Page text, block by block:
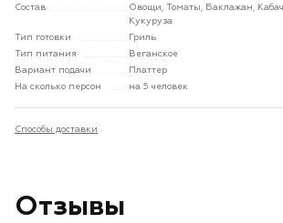
Состав
Овощи, Томаты, Баклажан,
Кукуруза
Тип готовки
Гриль
Тип питания
Веганское
Вариант подачи
Платтер
На сколько персон
на 5 человек
Способы доставки
Отзывы